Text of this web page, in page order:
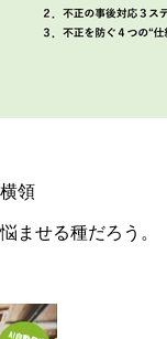
領
ませる種だろう。